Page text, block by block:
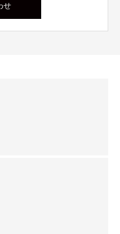
せ